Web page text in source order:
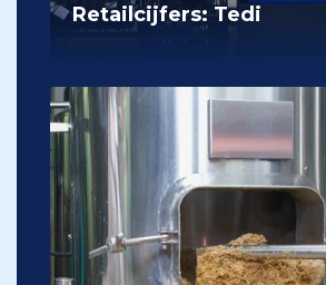
Retailcijfers: Tedi